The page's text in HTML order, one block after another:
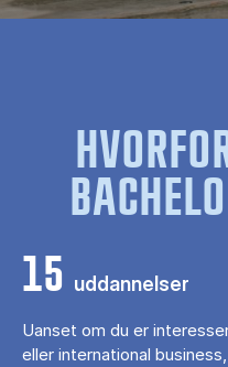
15 uddannelser
Uanset om du er
eller international